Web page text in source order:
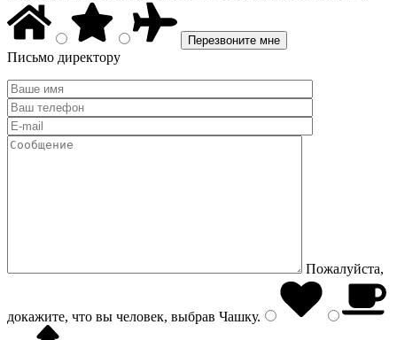
Письмо директору
Пожалуйста,
докажите, что вы человек, выбрав Чашку.